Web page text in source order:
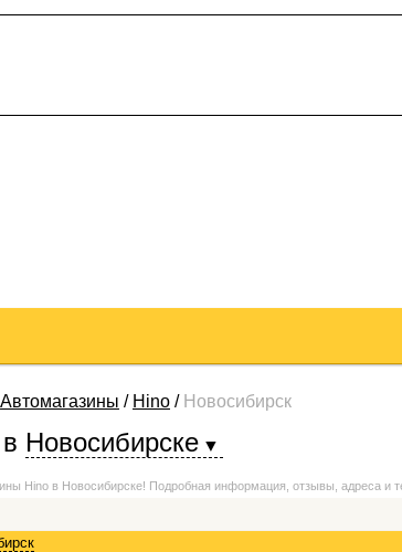
Автомагазины / Hino / Новосибирск
в Новосибирске
Hino в Новосибирске! Подробная информация, отзывы, адреса и